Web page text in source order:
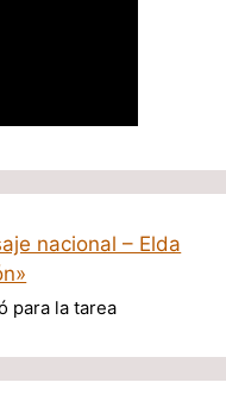
nacional – Elda
para la tarea